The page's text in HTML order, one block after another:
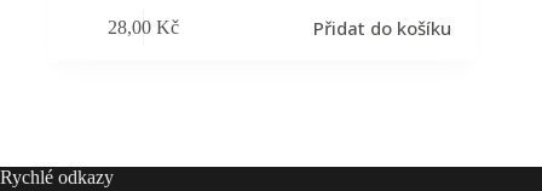
28,00Kč Přidat do košíku
Rychlé odkazy